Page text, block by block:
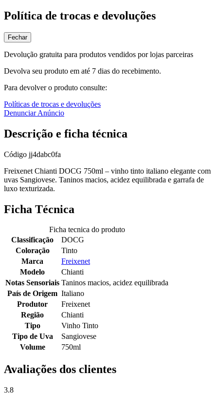
Política de trocas e devoluções
Fechar
Devolução gratuita para produtos vendidos por lojas parceiras
Devolva seu produto em até 7 dias do recebimento.
Para devolver o produto consulte:
Políticas de trocas e devoluções
Denunciar Anúncio
Descrição e ficha técnica
Código jj4dabc0fa
Freixenet Chianti DOCG 750ml – vinho tinto italiano elegante com
uvas Sangiovese. Taninos macios, acidez equilibrada e garrafa de
luxo texturizada.
Ficha Técnica
Ficha tecnica do produto
Classificação
DOCG
Coloração
Tinto
Marca
Freixenet
Modelo
Chianti
Notas Sensoriais Taninos macios, acidez equilibrada
País de Origem Italiano
Produtor
Freixenet
Região
Chianti
Tipo
Vinho Tinto
Tipo de Uva
Sangiovese
Volume
750ml
Avaliações dos clientes
3.8